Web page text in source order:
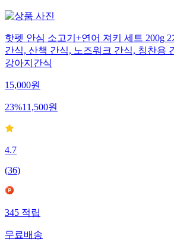
핫펫 안심 소고기+연어 져키 세트 200g
간식, 산책 간식, 노즈워크 간식, 칭찬용
강아지간식
15,000원
23%11,500원
4.7
(36)
345 적립
무료배송